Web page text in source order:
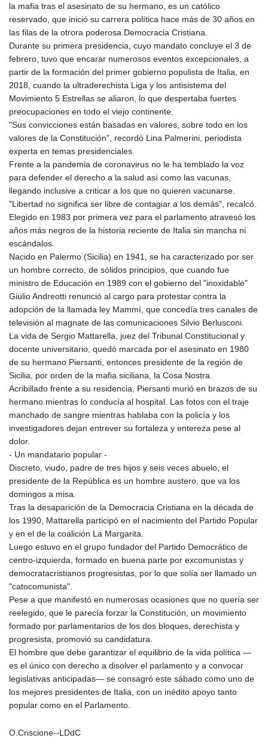
la mafia tras el asesinato de su hermano, es un católico
reservado, que inició su carrera política hace más de 30 años en
las filas de la otrora poderosa Democracia Cristiana.
Durante su primera presidencia, cuyo mandato concluye el 3 de
febrero, tuvo que encarar numerosos eventos excepcionales, a
partir de la formación del primer gobierno populista de Italia, en
2018, cuando la ultraderechista Liga y los antisistema del
Movimiento 5 Estrellas se aliaron, lo que despertaba fuertes
preocupaciones en todo el viejo continente.
"Sus convicciones están basadas en valores, sobre todo en los
valores de la Constitución", recordó Lina Palmerini, periodista
experta en temas presidenciales.
Frente a la pandemia de coronavirus no le ha temblado la voz
para defender el derecho a la salud así como las vacunas,
llegando inclusive a criticar a los que no quieren vacunarse.
"Libertad no significa ser libre de contagiar a los demás", recalcó.
Elegido en 1983 por primera vez para el parlamento atravesó los
años más negros de la historia reciente de Italia sin mancha ni
escándalos.
Nacido en Palermo (Sicilia) en 1941, se ha caracterizado por ser
un hombre correcto, de sólidos principios, que cuando fue
ministro de Educación en 1989 con el gobierno del "inoxidable"
Giulio Andreotti renunció al cargo para protestar contra la
adopción de la llamada ley Mammí, que concedía tres canales de
televisión al magnate de las comunicaciones Silvio Berlusconi.
La vida de Sergio Mattarella, juez del Tribunal Constitucional y
docente universitario, quedó marcada por el asesinato en 1980
de su hermano Piersanti, entonces presidente de la región de
Sicilia, por orden de la mafia siciliana, la Cosa Nostra.
Acribillado frente a su residencia, Piersanti murió en brazos de su
hermano mientras lo conducía al hospital. Las fotos con el traje
manchado de sangre mientras hablaba con la policía y los
investigadores dejan entrever su fortaleza y entereza pese al
dolor.
- Un mandatario popular -
Discreto, viudo, padre de tres hijos y seis veces abuelo, el
presidente de la República es un hombre austero, que va los
domingos a misa.
Tras la desaparición de la Democracia Cristiana en la década de
los 1990, Mattarella participó en el nacimiento del Partido Popular
y en el de la coalición La Margarita.
Luego estuvo en el grupo fundador del Partido Democrático de
centro-izquierda, formado en buena parte por excomunistas y
democratacristianos progresistas, por lo que solía ser llamado un
"catocomunista".
Pese a que manifestó en numerosas ocasiones que no quería ser
reelegido, que le parecía forzar la Constitución, un movimiento
formado por parlamentarios de los dos bloques, derechista y
progresista, promovió su candidatura.
El hombre que debe garantizar el equilibrio de la vida política —
es el único con derecho a disolver el parlamento y a convocar
legislativas anticipadas— se consagró este sábado como uno de
los mejores presidentes de Italia, con un inédito apoyo tanto
popular como en el Parlamento.
O.Criscione--LDdC